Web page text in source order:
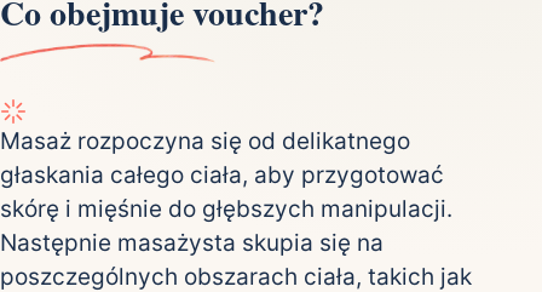
Co obejmuje voucher?
Masaż rozpoczyna się od delikatnego
głaskania całego ciała, aby przygotować
skórę i mięśnie do głębszych manipulacji.
Następnie masażysta skupia się na
poszczególnych obszarach ciała, takich jak